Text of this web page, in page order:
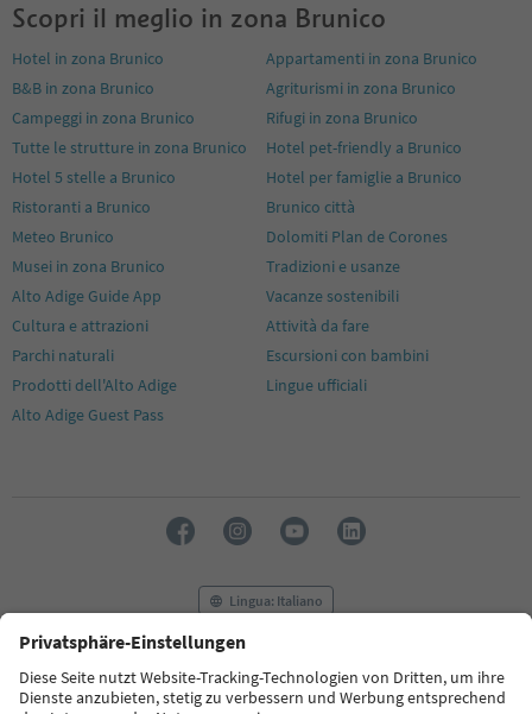
Scopri il meglio in zona Brunico
Hotel in zona Brunico
Appartamenti in zona Brunico
B&B in zona Brunico
Agriturismi in zona Brunico
Campeggi in zona Brunico
Rifugi in zona Brunico
Tutte le strutture in zona Brunico
Hotel pet-friendly a Brunico
Hotel 5 stelle a Brunico
Hotel per famiglie a Brunico
Ristoranti a Brunico
Brunico città
Meteo Brunico
Dolomiti Plan de Corones
Musei in zona Brunico
Tradizioni e usanze
Alto Adige Guide App
Vacanze sostenibili
Cultura e attrazioni
Attività da fare
Parchi naturali
Escursioni con bambini
Prodotti dell'Alto Adige
Lingue ufficiali
Alto Adige Guest Pass
Lingua: Italiano
FAQ Contatti Press MICE
Privacy Policy
Termini e condizioni
Crediti Cookie Policy